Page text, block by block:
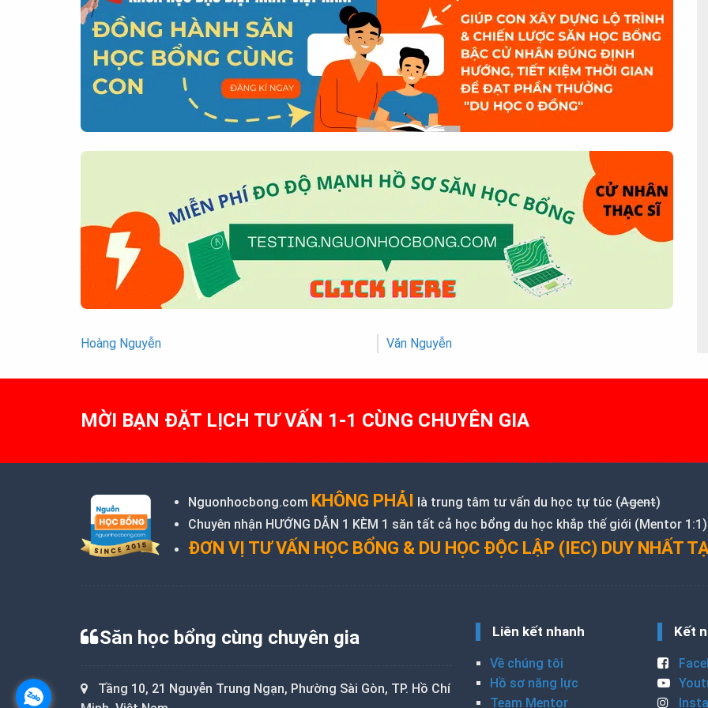
Post
navigation
Hoàng Nguyễn Văn Nguyễn
MỜI BẠN ĐẶT LỊCH TƯ VẤN 1-1 CÙNG CHUYÊN GIA
Nguonhocbong.com KHÔNG PHẢI là trung tâm tư vấn du học tự túc (Agent)
Chuyên nhận HƯỚNG DẪN 1 KÈM 1 săn tất cả học bổng du học khắp thế giới (Mentor 1:1)
ĐƠN VỊ TƯ VẤN HỌC BỔNG & DU HỌC ĐỘC LẬP (IEC) DUY NHẤT
Săn học bổng cùng chuyên gia
Tầng 10, 21 Nguyễn Trung Ngạn, Phường Sài Gòn, TP. Hồ Chí
Liên kết nhanh
Về chúng tôi
Hồ sơ năng lực
Team Mentor
Kết